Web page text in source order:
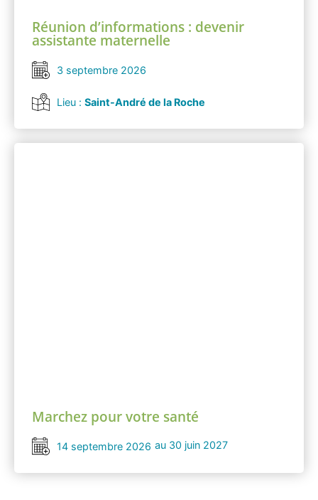
Réunion d’informations : devenir
assistante maternelle
3 septembre 2026
Lieu : Saint-André de la Roche
Marchez pour votre santé
14 septembre 2026 au 30 juin 2027